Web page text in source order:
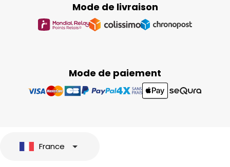
Mode de paiement
Mode de livraison
France